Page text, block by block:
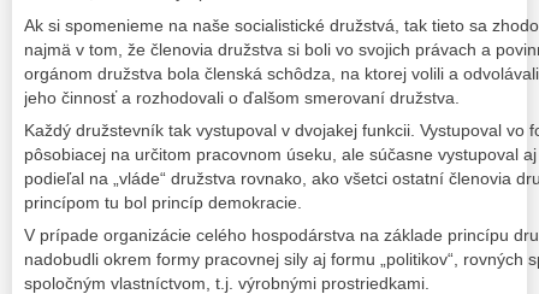
Ak si spomenieme na naše socialistické družstvá, tak tieto sa
najmä v tom, že členovia družstva si boli vo svojich právach a
orgánom družstva bola členská schôdza, na ktorej volili a
jeho činnosť a rozhodovali o ďalšom smerovaní družstva.
Každý družstevník tak vystupoval v dvojakej funkcii. Vystupoval vo
pôsobiacej na určitom pracovnom úseku, ale súčasne vystupoval
podieľal na „vláde“ družstva rovnako, ako všetci ostatní členovia
princípom tu bol princíp demokracie.
V prípade organizácie celého hospodárstva na základe princípu
nadobudli okrem formy pracovnej sily aj formu „politikov“, rovných
spoločným vlastníctvom, t.j. výrobnými prostriedkami.